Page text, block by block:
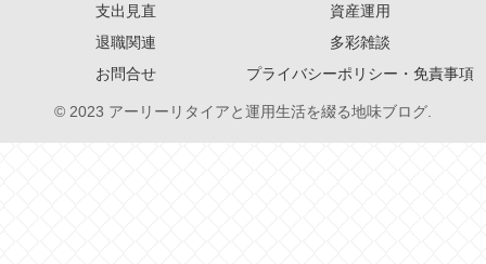
支出見直
資産運用
退職関連
多彩雑談
お問合せ
プライバシーポリシー・免責事項
© 2023 アーリーリタイアと運用生活を綴る地味ブログ.